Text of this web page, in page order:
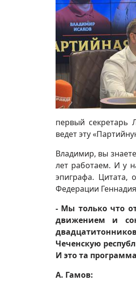
первый секретарь
ведет эту
Владимир, вы
лет работаем. И у
эпиграфа. Цитата,
Федерации
- Мы только что
движением и
Чеченскую
И это та
А. Гамов: